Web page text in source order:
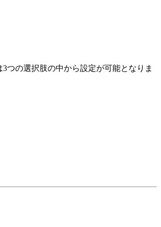
つの選択肢の中から設定が可能となりま